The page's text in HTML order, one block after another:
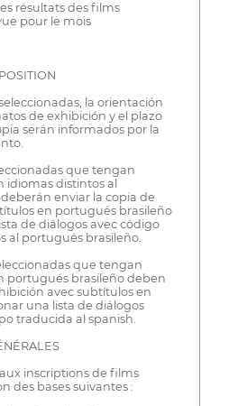
résultats des films
pour le mois
la orientación
de exhibición y el plazo
serán informados por la
que tengan
idiomas distintos al
enviar la copia de
en portugués brasileño
de diálogos avec código
al portugués brasileño.
que tengan
portugués brasileño deben
avec subtítulos en
una lista de diálogos
traducida al spanish.
inscriptions de films
des bases suivantes :